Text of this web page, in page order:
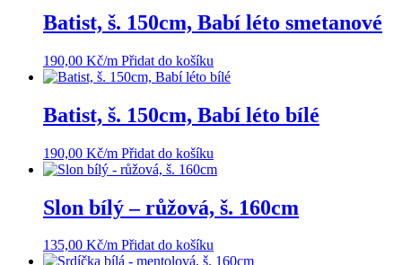
Batist, š. 150cm, Babí léto smetanové
190,00 Kč/m Přidat do košíku
Batist, š. 150cm, Babí léto bílé
190,00 Kč/m Přidat do košíku
Slon bílý – růžová, š. 160cm
135,00 Kč/m Přidat do košíku